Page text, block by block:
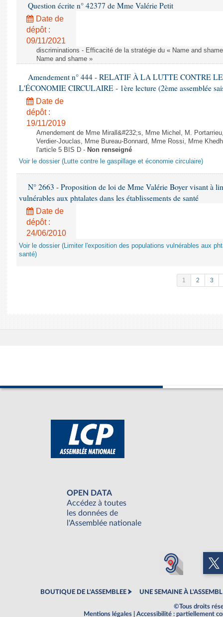
Question écrite n° 42377 de Mme Valérie Petit
Date de
dépôt :
09/11/2021
discriminations - Efficacité de la stratégie du « Name and
Name and shame »
Amendement n° 444 - RELATIF À LA LUTTE CONTRE
L'ÉCONOMIE CIRCULAIRE - 1ère lecture (2ème assemblée
Date de
dépôt :
19/11/2019
Amendement de Mme Mirall&#232;s, Mme Michel, M.
Verdier-Jouclas, Mme Bureau-Bonnard, Mme Rossi, Mme
l'article 5 BIS D - Non renseigné
Voir le dossier (Lutte contre le gaspillage et économie circulaire)
N° 2663 - Proposition de loi de Mme Valérie Boyer visant à
vulnérables aux phtalates dans les établissements de santé
Date de
dépôt :
24/06/2010
Voir le dossier (Limiter l'exposition des populations vulnérables aux
santé)
1 2 3
OPEN DATA
Accédez à toutes
les données de
l'Assemblée nationale
BOUTIQUE DE L'ASSEMBLEE UNE SEMAINE À
©Tous droits
Mentions légales
Accessibilité : partiellement